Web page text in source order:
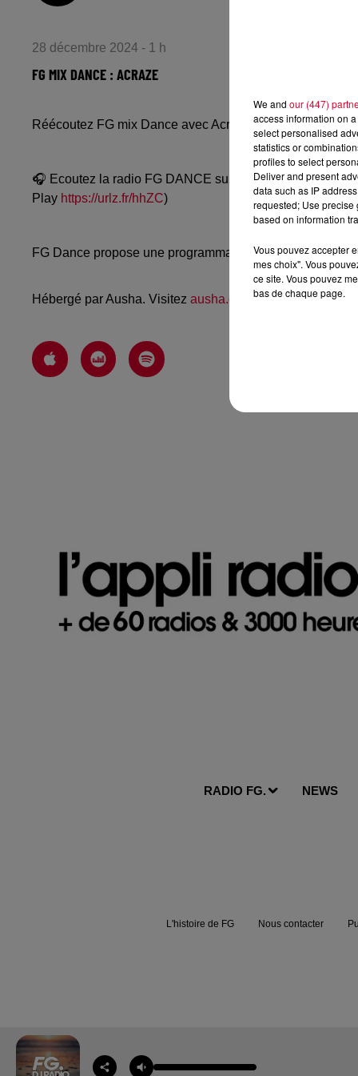
28 décembre 2024 - 1 h
FG MIX DANCE : ACRAZE
Réécoutez FG mix Dance avec Acraze du vendredi 27
🎧 Ecoutez la radio FG DANCE sur
www.radiofg.com/fg-
Play https://urlz.fr/hhZC)
FG Dance propose une programmation dance, EDM,
Hébergé par Ausha. Visitez ausha.co/politique-de-
RADIO FG. NEWS
L'histoire de FG Nous contacter
We and our (447)
access information on
select personalised
statistics or
profiles to select
Deliver and present
data such as IP
requested; Use precise
based on information
Vous pouvez accepter
mes choix". Vous
ce site. Vous pouvez
bas de chaque page.